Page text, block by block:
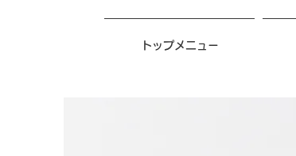
トップメニュー